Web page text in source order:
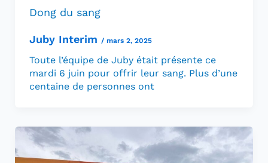
Dong du sang
Juby Interim / mars 2, 2025
Toute l’équipe de Juby était présente ce
mardi 6 juin pour offrir leur sang. Plus d’une
centaine de personnes ont